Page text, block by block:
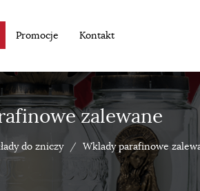
Promocje Kontakt
zalewane
do zniczy Wklady parafinowe